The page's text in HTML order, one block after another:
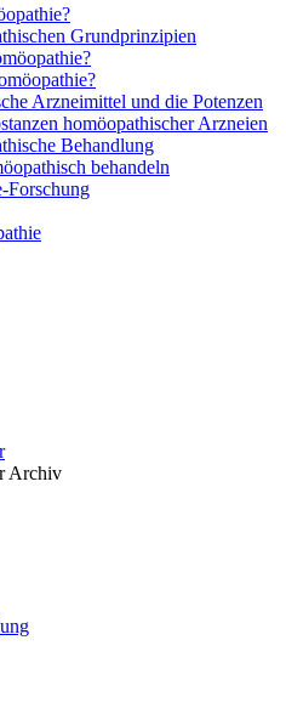
Grundprinzipien
Arzneimittel und die Potenzen
homöopathischer Arzneien
Behandlung
behandeln
Forschung
Archiv